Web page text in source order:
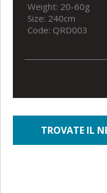
Weight: 20-60g
Size: 240cm
Code: QRD003
TROVATE IL